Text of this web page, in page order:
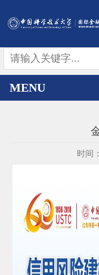
MENU
时间